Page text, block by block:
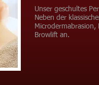
Unser geschultes
Neben der
Browlift an.